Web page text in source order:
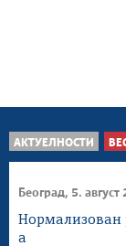
АКТУЕЛНОСТИ
Београд, 5. август
Нормализован
а